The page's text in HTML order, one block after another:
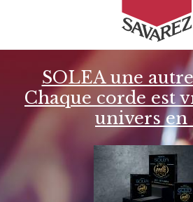
SOLEA une
Chaque corde est
univers en